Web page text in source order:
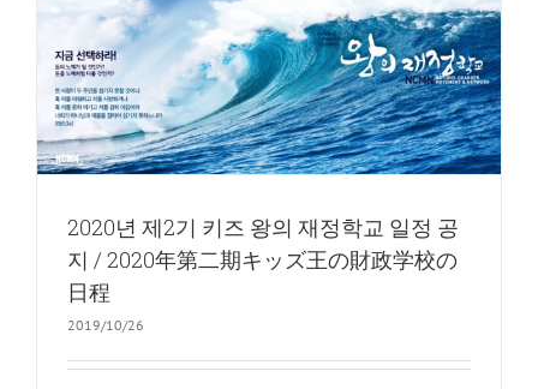
2020년 제2기 키즈 왕의 재정학교 일정 공
지 / 2020年第二期キッズ王の財政学校の
日程
2019/10/26